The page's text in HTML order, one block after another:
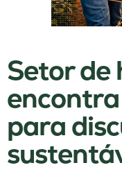
Setor
para